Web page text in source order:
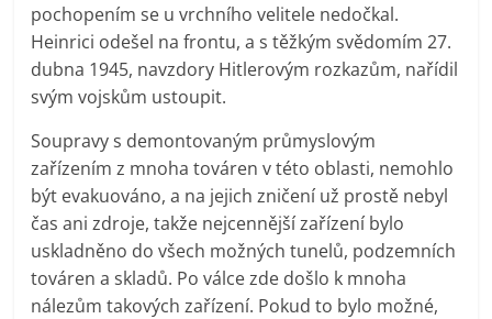
pochopením se u vrchního velitele nedočkal.
Heinrici odešel na frontu, a s těžkým svědomím 27.
dubna 1945, navzdory Hitlerovým rozkazům, nařídil
svým vojskům ustoupit.
Soupravy s demontovaným průmyslovým
zařízením z mnoha továren v této oblasti, nemohlo
být evakuováno, a na jejich zničení už prostě nebyl
čas ani zdroje, takže nejcennější zařízení bylo
uskladněno do všech možných tunelů, podzemních
továren a skladů. Po válce zde došlo k mnoha
nálezům takových zařízení. Pokud to bylo možné,